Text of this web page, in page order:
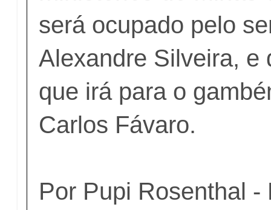
será ocupado pelo
Alexandre Silveira, e
que irá para o
Carlos Fávaro.
Por Pupi Rosenthal -